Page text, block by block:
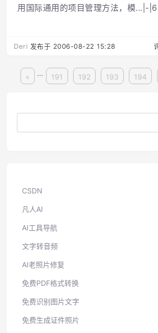
用国际通用的项目管理方法，模...|-|6
Deri 发布于 2006-08-22 15:28
« ... 191 192 193 194
CSDN
凡人AI
AI工具导航
文字转音频
AI老照片修复
免费PDF格式转换
免费识别图片文字
免费生成证件照片